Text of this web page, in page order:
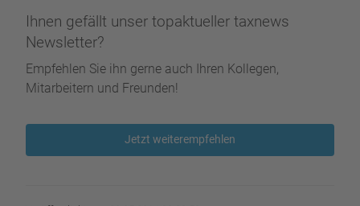
Ihnen gefällt unser topaktueller taxnews
Newsletter?
Empfehlen Sie ihn gerne auch Ihren Kollegen,
Mitarbeitern und Freunden!
Jetzt weiterempfehlen